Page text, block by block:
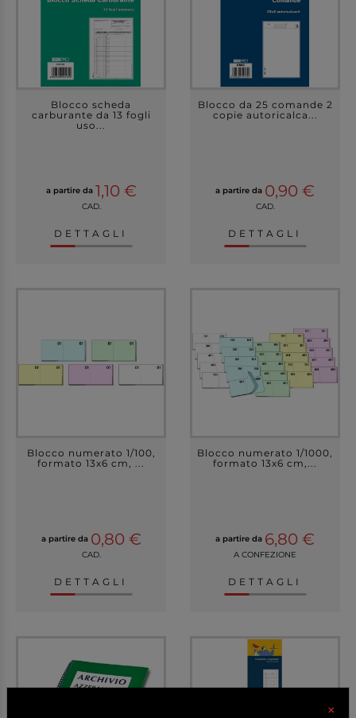
Blocco scheda
carburante da 13 fogli
uso...
a partire da 1,10 €
CAD.
DETTAGLI
Blocco da 25 comande 2
copie autoricalca...
a partire da 0,90 €
CAD.
DETTAGLI
Blocco numerato 1/100,
formato 13x6 cm, ...
a partire da 0,80 €
CAD.
DETTAGLI
Blocco numerato 1/1000,
formato 13x6 cm,...
a partire da 6,80 €
A CONFEZIONE
DETTAGLI
×